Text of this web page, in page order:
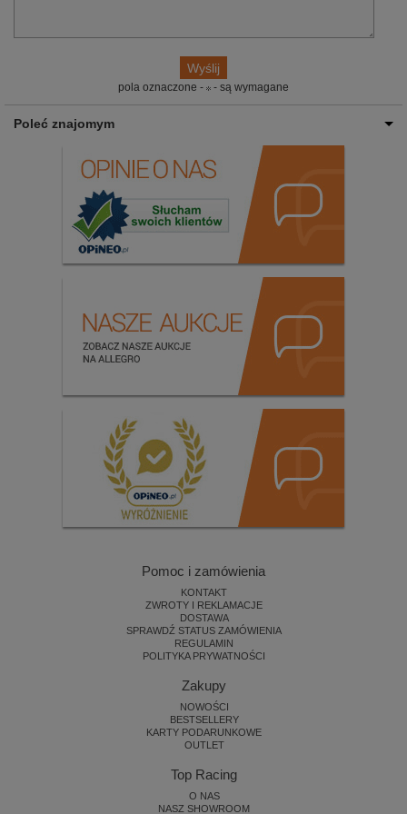
pola oznaczone - - są wymagane
Poleć znajomym
Pomoc i zamówienia
KONTAKT
ZWROTY I REKLAMACJE
DOSTAWA
SPRAWDŹ STATUS ZAMÓWIENIA
REGULAMIN
POLITYKA PRYWATNOŚCI
Zakupy
NOWOŚCI
BESTSELLERY
KARTY PODARUNKOWE
OUTLET
Top Racing
O NAS
NASZ SHOWROOM